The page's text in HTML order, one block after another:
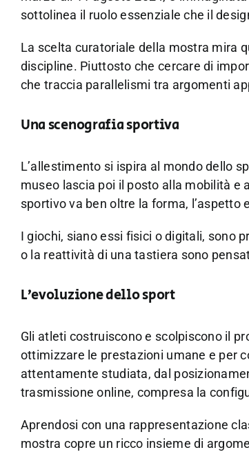
sottolinea il ruolo essenziale che il
La scelta curatoriale della mostra mira
discipline. Piuttosto che cercare di
che traccia parallelismi tra argomenti
Una scenografia sportiva
L’allestimento si ispira al mondo dello
museo lascia poi il posto alla mobilità e
sportivo va ben oltre la forma, l’aspetto
I giochi, siano essi fisici o digitali, sono
o la reattività di una tastiera sono
L’evoluzione dello sport
Gli atleti costruiscono e scolpiscono il
ottimizzare le prestazioni umane e per
attentamente studiata, dal
trasmissione online, compresa la
Aprendosi con una rappresentazione
mostra copre un ricco insieme di